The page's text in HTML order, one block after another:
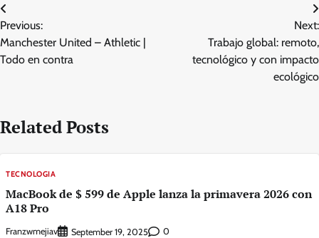
Post
navigation
Previous:
Manchester United – Athletic |
Todo en contra
Next:
Trabajo global: remoto,
tecnológico y con impacto
ecológico
Related Posts
TECNOLOGIA
MacBook de $ 599 de Apple lanza la primavera 2026 con
A18 Pro
Franzwmejiav September 19, 2025 0